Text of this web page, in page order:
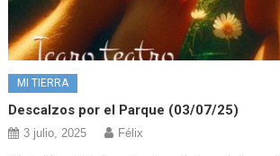
MI TIERRA
Descalzos por el Parque (03/07/25)
3 julio, 2025 Félix